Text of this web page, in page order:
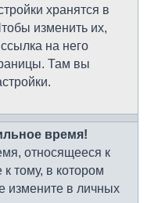
хранятся в
изменить их,
на него
Там вы
время!
относящееся к
тому, в котором
измените в личных